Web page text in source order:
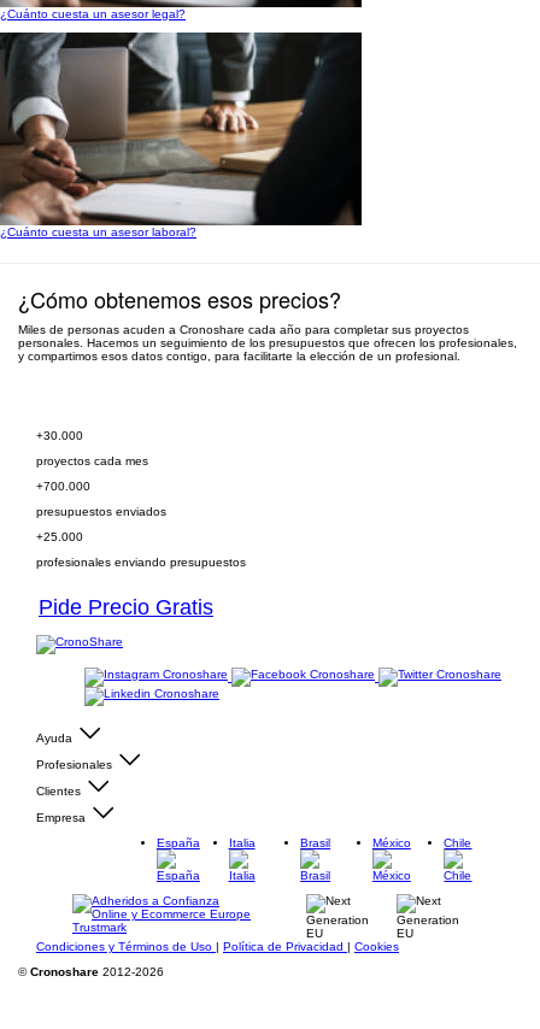
¿Cuánto cuesta un asesor legal?
¿Cuánto cuesta un asesor laboral?
¿Cómo obtenemos esos precios?
Miles de personas acuden a Cronoshare cada año para completar sus proyectos
personales. Hacemos un seguimiento de los presupuestos que ofrecen los profesionales,
y compartimos esos datos contigo, para facilitarte la elección de un profesional.
+30.000
proyectos cada mes
+700.000
presupuestos enviados
+25.000
profesionales enviando presupuestos
Pide Precio Gratis
Ayuda
Profesionales
Clientes
Empresa
España
Italia Brasil México Chile
Condiciones y Términos de Uso | Política de Privacidad | Cookies
©Cronoshare 2012-2026